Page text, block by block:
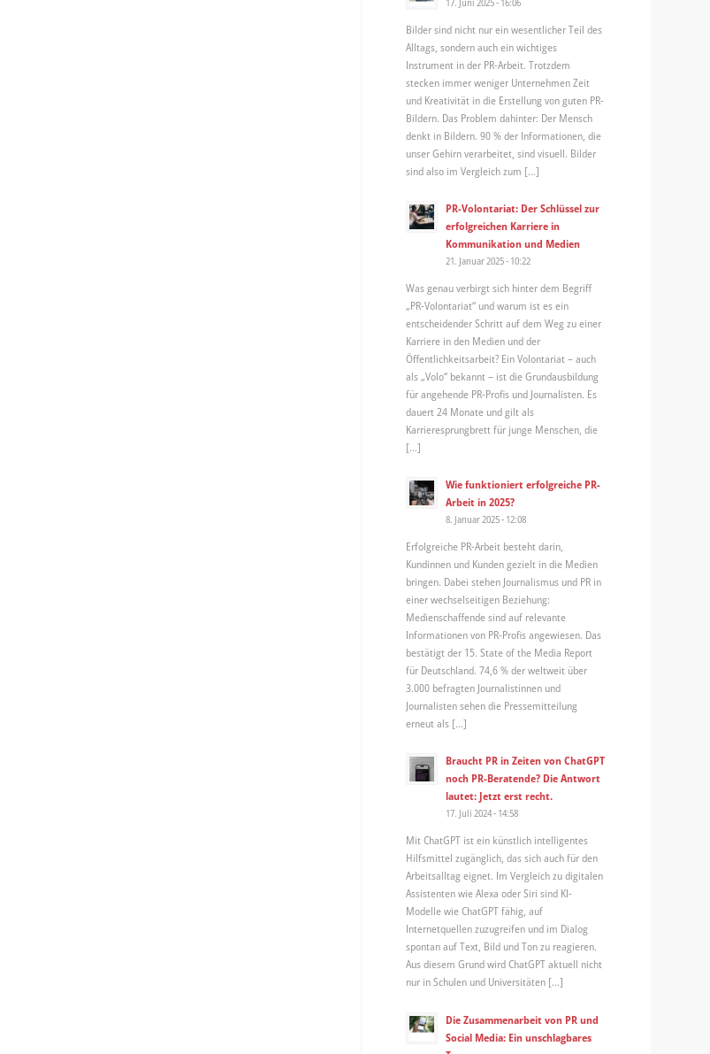
Bilder sind nicht nur ein wesentlicher Teil des
Alltags, sondern auch ein wichtiges
Instrument in der PR-Arbeit. Trotzdem
stecken immer weniger Unternehmen Zeit
und Kreativität in die Erstellung von guten PR-
Bildern. Das Problem dahinter: Der Mensch
denkt in Bildern. 90 % der Informationen, die
unser Gehirn verarbeitet, sind visuell. Bilder
sind also im Vergleich zum […]
PR-Volontariat: Der Schlüssel zur
erfolgreichen Karriere in
Kommunikation und Medien
21. Januar 2025 - 10:22
Was genau verbirgt sich hinter dem Begriff
„PR-Volontariat“ und warum ist es ein
entscheidender Schritt auf dem Weg zu einer
Karriere in den Medien und der
Öffentlichkeitsarbeit? Ein Volontariat – auch
als „Volo“ bekannt – ist die Grundausbildung
für angehende PR-Profis und Journalisten. Es
dauert 24 Monate und gilt als
Karrieresprungbrett für junge Menschen, die
[…]
Wie funktioniert erfolgreiche PR-
Arbeit in 2025?
8. Januar 2025 - 12:08
Erfolgreiche PR-Arbeit besteht darin,
Kundinnen und Kunden gezielt in die Medien
bringen. Dabei stehen Journalismus und PR in
einer wechselseitigen Beziehung:
Medienschaffende sind auf relevante
Informationen von PR-Profis angewiesen. Das
bestätigt der 15. State of the Media Report
für Deutschland. 74,6 % der weltweit über
3.000 befragten Journalistinnen und
Journalisten sehen die Pressemitteilung
erneut als […]
Braucht PR in Zeiten von ChatGPT
noch PR-Beratende? Die Antwort
lautet: Jetzt erst recht.
17. Juli 2024 - 14:58
Mit ChatGPT ist ein künstlich intelligentes
Hilfsmittel zugänglich, das sich auch für den
Arbeitsalltag eignet. Im Vergleich zu digitalen
Assistenten wie Alexa oder Siri sind KI-
Modelle wie ChatGPT fähig, auf
Internetquellen zuzugreifen und im Dialog
spontan auf Text, Bild und Ton zu reagieren.
Aus diesem Grund wird ChatGPT aktuell nicht
nur in Schulen und Universitäten […]
Die Zusammenarbeit von PR und
Social Media: Ein unschlagbares